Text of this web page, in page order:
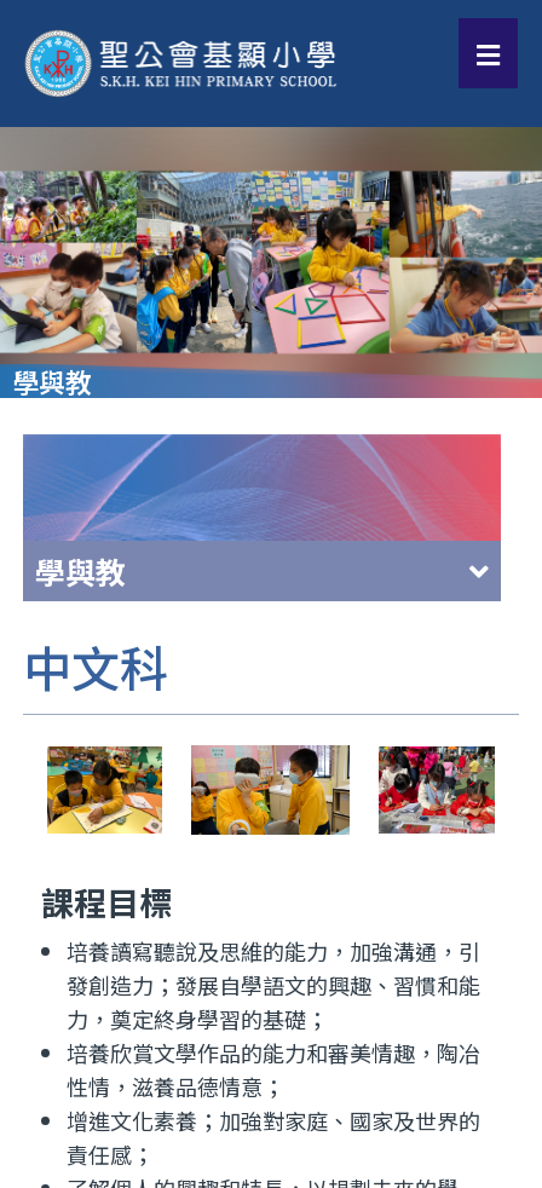
學與教
學與教
中文科
課程目標
培養讀寫聽說及思維的能力，加強溝通，引
發創造力；發展自學語文的興趣、習慣和能
培養欣賞文學作品的能力和審美情趣，陶冶
性情，滋養品德情意；
增進文化素養；加強對家庭、國家及世界的
責任感；
了解個人的興趣和特長，以規劃未來的學
習、生活和工作；
養成好學、積極的態度及正面的價值觀；拓
寬國際視野。